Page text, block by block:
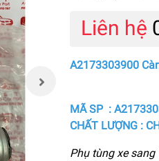
Liên hệ
A2173303900
MÃ SP :
CHẤT LƯỢNG :
Phụ tùng xe